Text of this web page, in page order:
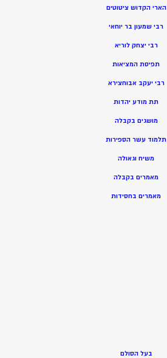
הארי הקדוש ציטוטים
רבי שמעון בר יוחאי
רבי יצחק לוריא
תפיסת המציאות
רבי יעקב אבוחצירא
תת מודע יהדות
מושגים בקבלה
תלמוד עשר הספירות
משיח וגאולה
מאמרים בקבלה
מאמרים בחסידות
בעל הסולם